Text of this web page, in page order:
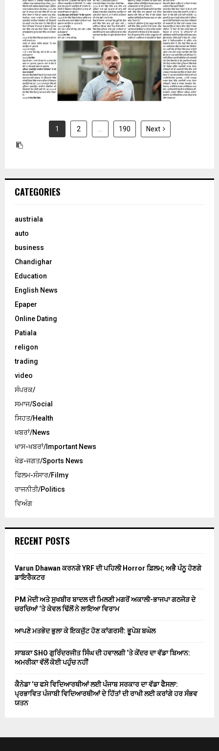
31 July 2026
1 2 … 190 Next
CATEGORIES
austriala
auto
business
Chandighar
Education
English News
Epaper
Online Dating
Patiala
religon
trading
video
ਸੰਪਰਕ/
ਸਮਾਜ/Social
ਸਿਹਤ/Health
ਖਬਰਾਂ/News
ਖਾਸ-ਖਬਰਾਂ/Important News
ਖੇਡ-ਜਗਤ/Sports News
ਫਿਲਮ-ਸੰਸਾਰ/Filmy
ਰਾਜਨੀਤੀ/Politics
ਵਿਅੰਗ
RECENT POSTS
Varun Dhawan ਕਰਨਗੇ YRF ਦੀ ਪਹਿਲੀ Horror ਫ਼ਿਲਮ; ਅਭੈ ਪੰਨੂ ਹੋਣਗੇ
ਡਾਇਰੈਕਟਰ
PM ਮੋਦੀ ਅਤੇ ਸੁਖਬੀਰ ਬਾਦਲ ਦੀ ਮਿਲਣੀ ਮਗਰੋਂ ਅਕਾਲੀ-ਭਾਜਪਾ ਗਠਜੋੜ ਦੇ
ਚਰਚਿਆਂ ‘ਤੇ ਕੇਵਲ ਢਿੱਲੋਂ ਨੇ ਲਾਇਆ ਵਿਰਾਮ
ਆਪਣੇ ਮਤਭੇਦ ਭੁਲਾ ਕੇ ਇਕਜੁੱਟ ਹੋਣ ਕਾਂਗਰਸੀ: ਭੂਪੇਸ਼ ਬਘੇਲ
ਸਾਬਕਾ SHO ਗੁਰਿੰਦਰਜੀਤ ਸਿੰਘ ਦੀ ਹਵਾਲਗੀ ‘ਤੇ ਕੇਂਦਰ ਦਾ ਵੱਡਾ ਬਿਆਨ:
ਅਮਰੀਕਾ ਵੱਲੋਂ ਕੋਈ ਪਹੁੰਚ ਨਹੀਂ
ਕੈਨੇਡਾ ’ਚ ਫਸੇ ਵਿਦਿਆਰਥੀਆਂ ਲਈ ਪੰਜਾਬ ਸਰਕਾਰ ਦਾ ਵੱਡਾ ਫੈਸਲਾ:
ਪ੍ਰਭਾਵਿਤ ਪੰਜਾਬੀ ਵਿਦਿਆਰਥੀਆਂ ਦੇ ਹਿੱਤਾਂ ਦੀ ਰਾਖੀ ਲਈ ਕਰਾਂਗੇ ਹਰ ਸੰਭਵ
ਯਤਨ